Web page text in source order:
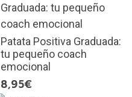
Patata Positiva Graduada:
tu pequeño coach
emocional
8,95€